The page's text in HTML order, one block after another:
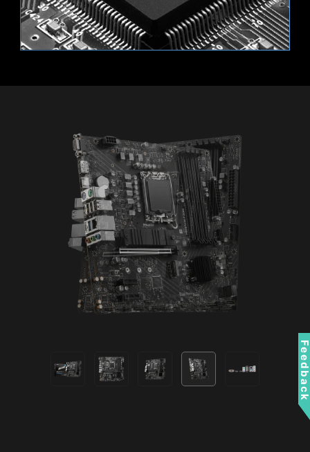
HARDWARE MONITOR
เข้าถึงข้อมูลฮาร์ดแวร์ที่สำคัญของคุณได้ทันทีแบบเรียลไทม์
นาฬิกา และแรงดันไฟฟ้า
รับความเร็วสูงสุดจากหน่วยความจำระบบของคุณและรับ
ประสิทธิภาพที่มากขึ้น
SEARCH & FAVORITES
ตัวเลือกการค้นหาและตั้งเมนูโปรดแบบถาวรที่มุมขวาบน ซึ่งจะ
นำคุณไปยังเมนู BIOS ที่คุณกำหนดไว้อย่างรวดเร็ว
SYSTEM SAFETY
เมนบอร์ด MSI PRO series นั้นมีฟังก์ชันรักษาความปลอดภัย
ใน BIOS เพื่อปกป้องไฟล์ส่วนตัวทุกไฟล์สำหรับการใช้งานทาง
ธุรกิจหรือในชีวิตประจำวัน
รองรับอุปกรณ์สำหรับการแสดงผลไฟ RGB แบบ 12V